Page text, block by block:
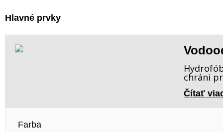
Hlavné prvky
chráni
Čítať
Farba